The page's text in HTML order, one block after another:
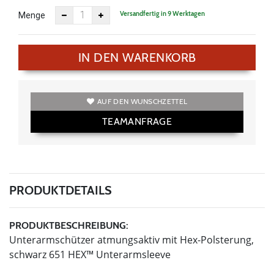
Menge Versandfertig in 9 Werktagen
IN DEN WARENKORB
AUF DEN WUNSCHZETTEL
TEAMANFRAGE
PRODUKTDETAILS
PRODUKTBESCHREIBUNG:
Unterarmschützer atmungsaktiv mit Hex-Polsterung,
schwarz 651 HEX™ Unterarmsleeve